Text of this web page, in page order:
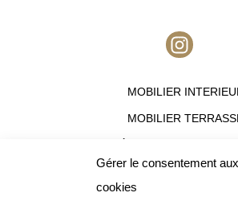
Gérer le consentement aux
cookies
I
n
t
a
r
a
MOBILIER
MOBILIER
OFFRES